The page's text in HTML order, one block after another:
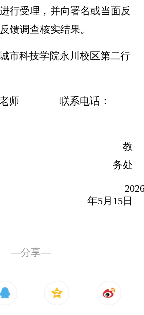
行受理，并向署名或当面反
馈调查核实结果。
市科技学院永川校区第二行
师
联系电话：
教
务处
年5月15日
—分享—